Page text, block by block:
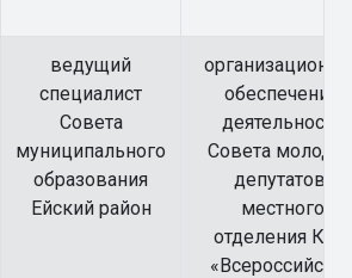
ведущий
специалист
Совета
муниципального
образования
Ейский район
обеспечение
деятельности
Совета
депутатов
местного
отделения КРО